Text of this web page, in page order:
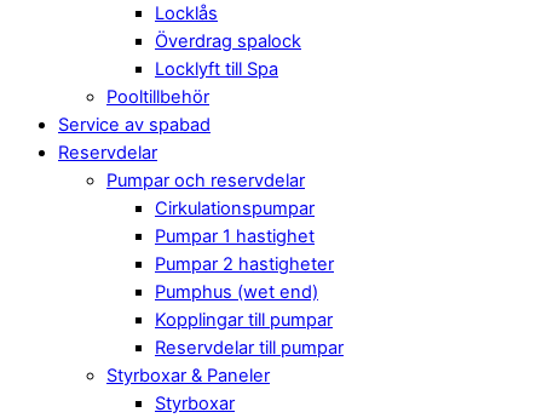
Locklås
Överdrag spalock
Locklyft till Spa
Pooltillbehör
Service av spabad
Reservdelar
Pumpar och reservdelar
Cirkulationspumpar
Pumpar 1 hastighet
Pumpar 2 hastigheter
Pumphus (wet end)
Kopplingar till pumpar
Reservdelar till pumpar
Styrboxar & Paneler
Styrboxar